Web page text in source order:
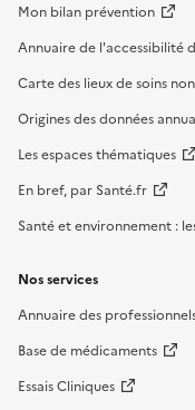
Mon bilan prévention
Annuaire de l'accessibilité
Carte des lieux de soins
Origines des données
Les espaces thématiques
En bref, par Santé.fr
Santé et environnement :
Nos services
Annuaire des
Base de médicaments
Essais Cliniques